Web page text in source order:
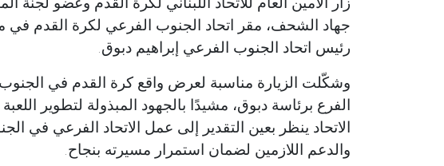
جهاد الشحف، مقر اتحاد الجنوب الفرعي لكرة القدم في
رئيس اتحاد الجنوب الفرعي إبراهيم دبوق.
وشكّلت الزيارة مناسبة لعرض واقع كرة القدم في
الفرع برئاسة دبوق، مشيدًا بالجهود المبذولة لتطوير
الاتحاد ينظر بعين التقدير إلى عمل الاتحاد الفرعي في
والدعم اللازمين لضمان استمرار مسيرته بنجاح.